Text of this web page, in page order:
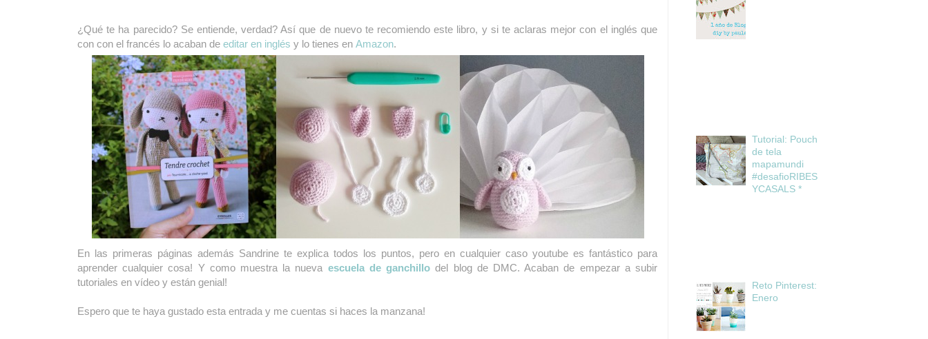
¿Qué te ha parecido? Se entiende, verdad? Así que de nuevo te recomiendo este libro, y si te aclaras mejor con el inglés que
con con el francés lo acaban de editar en inglés y lo tienes en Amazon.
En las primeras páginas además Sandrine te explica todos los puntos, pero en cualquier caso youtube es fantástico para
aprender cualquier cosa! Y como muestra la nueva escuela de ganchillo del blog de DMC. Acaban de empezar a subir
tutoriales en vídeo y están genial!
Espero que te haya gustado esta entrada y me cuentas si haces la manzana!
Tutorial: Pouch
de tela
mapamundi
#desafioRIBES
YCASALS *
Reto Pinterest:
Enero